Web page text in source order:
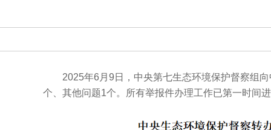
2025年6月9日，中央第七生态环境保护督察组
个、其他问题1个。所有举报件办理工作已第一时间